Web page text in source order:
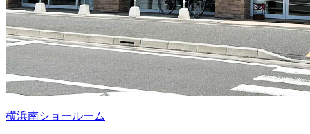
横浜南ショールーム